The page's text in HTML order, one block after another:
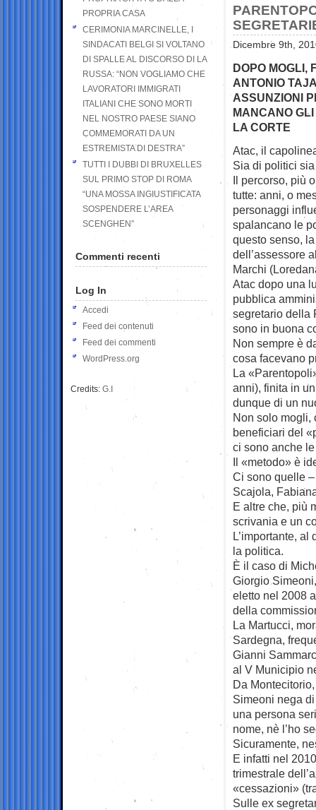
Dicembre 9th,
DOPO MOGLI,
ANTONIO
ASSUNZIONI
MANCANO
LA CORTE
Atac, il
Sia di politici
Il percorso, più
tutte: anni, o
personaggi
spalancano le
questo senso,
dell’assessore
Marchi
Atac dopo una
pubblica
segretario della
sono in buona
Non sempre è
cosa facevano
La
anni), finita in
dunque di un
Non solo mogli,
beneficiari del
ci sono anche
Il «metodo» è
Ci sono quelle
Scajola,
E altre che, più
scrivania e un
L’importante,
la politica.
È il caso di
Giorgio
eletto nel 2008
della
La Martucci,
Sardegna,
Gianni
al V Municipio
Da
Simeoni nega
una persona
nome, nè l’ho
Sicuramente,
E infatti nel
trimestrale
«cessazioni»
Sulle ex
PROPRIA CASA
CERIMONIA MARCINELLE, I
SINDACATI BELGI SI VOLTANO
DI SPALLE AL DISCORSO DI LA
RUSSA: “NON VOGLIAMO CHE
LAVORATORI IMMIGRATI
ITALIANI CHE SONO MORTI
NEL NOSTRO PAESE SIANO
COMMEMORATI DA UN
ESTREMISTA DI DESTRA”
TUTTI I DUBBI DI BRUXELLES
SUL PRIMO STOP DI ROMA
“UNA MOSSA INGIUSTIFICATA
SOSPENDERE L’AREA
SCENGHEN”
Commenti recenti
Log In
Accedi
Feed dei contenuti
Feed dei commenti
WordPress.org
Credits: G.I